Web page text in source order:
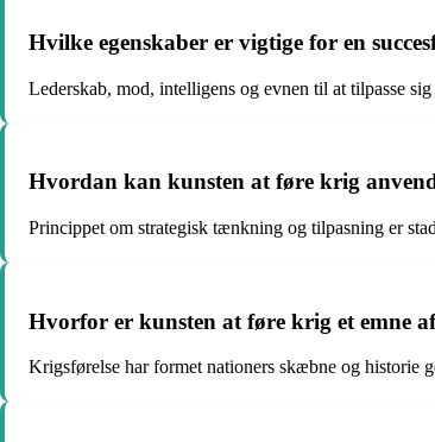
Hvilke egenskaber er vigtige for en
Lederskab, mod, intelligens og evnen til at tilpasse
Hvordan kan kunsten at føre krig
Princippet om strategisk tænkning og tilpasning er
Hvorfor er kunsten at føre krig et emne
Krigsførelse har formet nationers skæbne og historie